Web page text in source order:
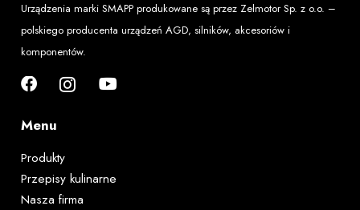
Urządzenia marki SMAPP produkowane są przez Zelmotor Sp. z o.o. –
polskiego producenta urządzeń AGD, silników, akcesoriów i
komponentów.
Menu
Produkty
Przepisy kulinarne
Nasza firma